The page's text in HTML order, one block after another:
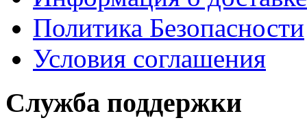
Политика Безопасности
Условия соглашения
Служба поддержки